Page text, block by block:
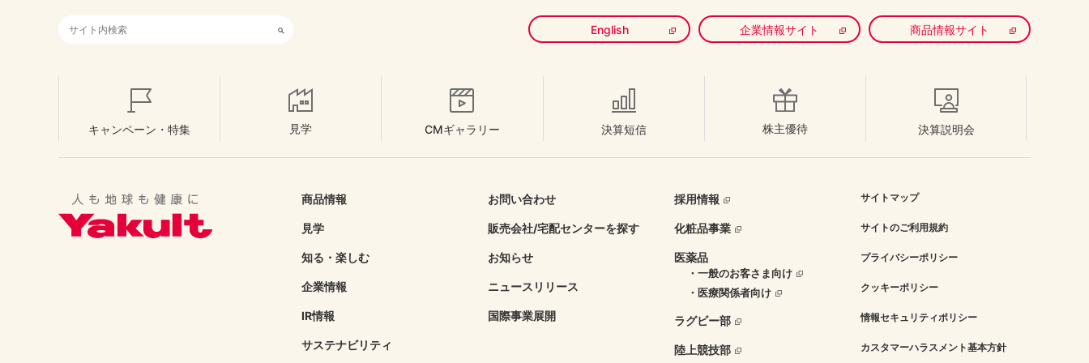
検索キーワード入力
English 企業情報サイト 商品情報サイト
キャンペーン・特集 見学 CMギャラリー 決算短信 株主優待 決算説明会
商品情報
見学
知る・楽しむ
企業情報
IR情報
サステナビリティ
お問い合わせ
販売会社/宅配センターを探す
お知らせ
ニュースリリース
国際事業展開
採用情報
化粧品事業
医薬品
・一般のお客さま向け
・医療関係者向け
ラグビー部
陸上競技部
サイトマップ
サイトのご利用規約
プライバシーポリシー
クッキーポリシー
情報セキュリティポリシー
カスタマーハラスメント基本方針